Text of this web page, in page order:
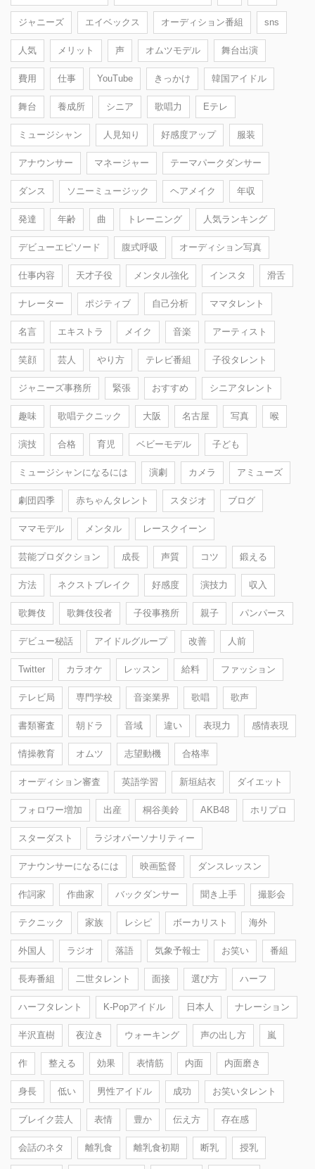
ジャニーズ エイベックス オーディション番組 sns
人気 メリット 声 オムツモデル 舞台出演
費用 仕事 YouTube きっかけ 韓国アイドル
舞台 養成所 シニア 歌唱力 Eテレ
ミュージシャン 人見知り 好感度アップ 服装
アナウンサー マネージャー テーマパークダンサー
ダンス ソニーミュージック ヘアメイク 年収
発達 年齢 曲 トレーニング 人気ランキング
デビューエピソード 腹式呼吸 オーディション写真
仕事内容 天才子役 メンタル強化 インスタ 滑舌
ナレーター ポジティブ 自己分析 ママタレント
名言 エキストラ メイク 音楽 アーティスト
笑顔 芸人 やり方 テレビ番組 子役タレント
ジャニーズ事務所 緊張 おすすめ シニアタレント
趣味 歌唱テクニック 大阪 名古屋 写真 喉
演技 合格 育児 ベビーモデル 子ども
ミュージシャンになるには 演劇 カメラ アミューズ
劇団四季 赤ちゃんタレント スタジオ ブログ
ママモデル メンタル レースクイーン
芸能プロダクション 成長 声質 コツ 鍛える
方法 ネクストブレイク 好感度 演技力 収入
歌舞伎 歌舞伎役者 子役事務所 親子 パンパース
デビュー秘話 アイドルグループ 改善 人前
Twitter カラオケ レッスン 給料 ファッション
テレビ局 専門学校 音楽業界 歌唱 歌声
書類審査 朝ドラ 音域 違い 表現力 感情表現
情操教育 オムツ 志望動機 合格率
オーディション審査 英語学習 新垣結衣 ダイエット
フォロワー増加 出産 桐谷美鈴 AKB48 ホリプロ
スターダスト ラジオパーソナリティー
アナウンサーになるには 映画監督 ダンスレッスン
作詞家 作曲家 バックダンサー 聞き上手 撮影会
テクニック 家族 レシピ ボーカリスト 海外
外国人 ラジオ 落語 気象予報士 お笑い 番組
長寿番組 二世タレント 面接 選び方 ハーフ
ハーフタレント K-Popアイドル 日本人 ナレーション
半沢直樹 夜泣き ウォーキング 声の出し方 嵐
作 整える 効果 表情筋 内面 内面磨き
身長 低い 男性アイドル 成功 お笑いタレント
ブレイク芸人 表情 豊か 伝え方 存在感
会話のネタ 離乳食 離乳食初期 断乳 授乳